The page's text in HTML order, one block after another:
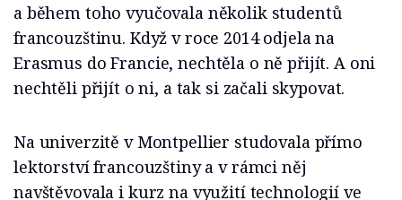
a během toho vyučovala několik studentů
francouzštinu. Když v roce 2014 odjela na
Erasmus do Francie, nechtěla o ně přijít. A oni
nechtěli přijít o ni, a tak si začali skypovat.
Na univerzitě v Montpellier studovala přímo
lektorství francouzštiny a v rámci něj
navštěvovala i kurz na využití technologií ve